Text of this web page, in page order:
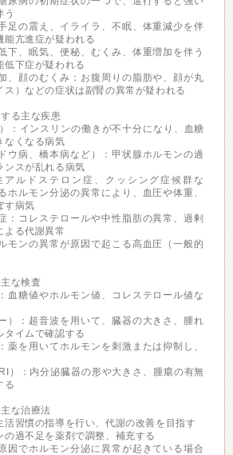
う
足の震え、イライラ、不眠、体重減少を伴
能亢進症が疑われる
下、眠気、便秘、むくみ、体重増加を伴う
低下症が疑われる
、顔のむくみ：お腹周りの脂肪や、顔が丸
ス）などの症状は副腎の異常が疑われる
る主な疾患
：インスリンの働きが不十分になり、血糖
なくなる病気
ウ病、橋本病など）：甲状腺ホルモンの過
ンスが乱れる病気
アルドステロン症、クッシング症候群な
ホルモン分泌の異常により、血圧や体重、
す病気
：コレステロールや中性脂肪の異常、過剰
よる代謝異常
モンの異常が原因で起こる高血圧（一般的
な検査
血糖値やホルモン値、コレステロール値な
）：超音波を用いて、臓器の大きさ、腫れ
タイムで確認する
薬を用いてホルモンを刺激または抑制し、
）：内分泌臓器の形や大きさ、腫瘍の有無
る
な治療法
活習慣の指導を行い、代謝の改善を目指す
の過不足を薬剤で調整、補充する
因でホルモン分泌に異常が起きている場合